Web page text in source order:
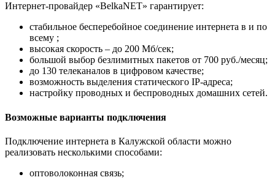
Интернет-провайдер «BelkaNET» гарантирует:
стабильное бесперебойное соединение интернета в и по
всему ;
высокая скорость – до 200 Мб/сек;
большой выбор безлимитных пакетов от 700 руб./месяц;
до 130 телеканалов в цифровом качестве;
возможность выделения статического IP-адреса;
настройку проводных и беспроводных домашних сетей.
Возможные варианты подключения
Подключение интернета в Калужской области можно
реализовать несколькими способами:
оптоволоконная связь;